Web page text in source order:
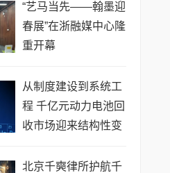
“艺马当先——翰墨迎
春展”在浙融媒中心隆
重开幕
从制度建设到系统工
程 千亿元动力电池回
收市场迎来结构性变
北京千奭律所护航千